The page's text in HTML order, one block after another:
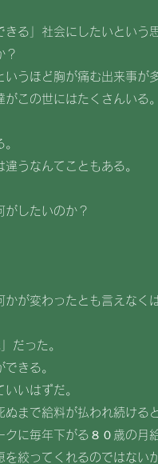
る」社会にしたいという
？
うほど胸が痛む出来事が多
この世にはたくさんいる。
うなんてこともある。
したいのか？
が変わったとも言えなく
だった。
きる。
いはずだ。
まで給料が払われ続ける
に毎年下がる８０歳の月
絞ってくれるのではない